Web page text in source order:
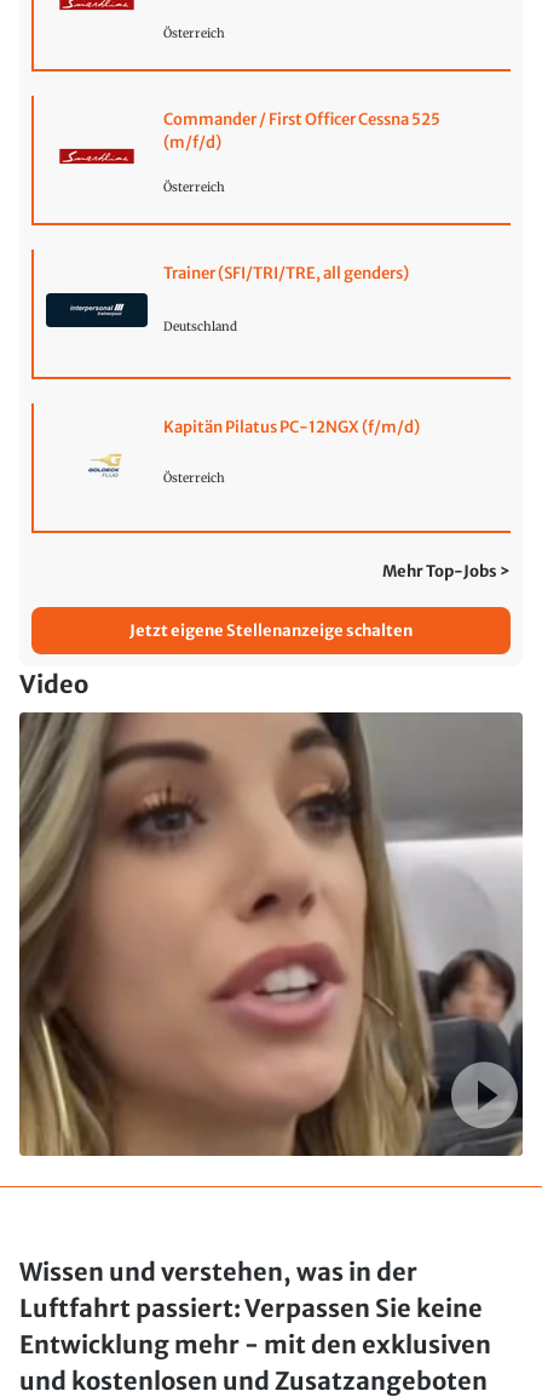
Österreich
Commander / First Officer Cessna 525
(m/f/d)
Österreich
Trainer (SFI/TRI/TRE, all genders)
Deutschland
Kapitän Pilatus PC-12NGX (f/m/d)
Österreich
Mehr Top-Jobs >
Jetzt eigene Stellenanzeige schalten
Video
Wissen und verstehen, was in der
Luftfahrt passiert: Verpassen Sie keine
Entwicklung mehr - mit den exklusiven
und kostenlosen und Zusatzangeboten